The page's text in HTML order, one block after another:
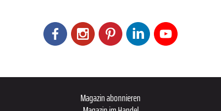
Magazin abonnieren